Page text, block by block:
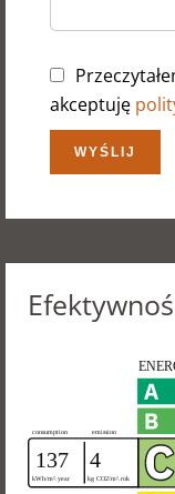
akceptuję
WYŚLIJ